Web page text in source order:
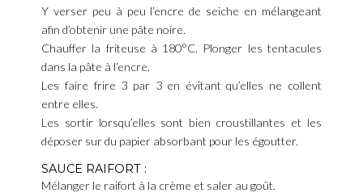
Y verser peu à peu l’encre de seiche en mélangeant
afin d’obtenir une pâte noire.
Chauffer la friteuse à 180°C. Plonger les tentacules
dans la pâte à l’encre.
Les faire frire 3 par 3 en évitant qu’elles ne collent
entre elles.
Les sortir lorsqu’elles sont bien croustillantes et les
déposer sur du papier absorbant pour les égoutter.
SAUCE RAIFORT :
Mélanger le raifort à la crème et saler au goût.